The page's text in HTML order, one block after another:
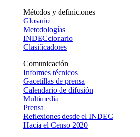
Métodos y definiciones
Glosario
Metodologías
INDECcionario
Clasificadores
Comunicación
Informes técnicos
Gacetillas de prensa
Calendario de difusión
Multimedia
Prensa
Reflexiones desde el INDEC
Hacia el Censo 2020